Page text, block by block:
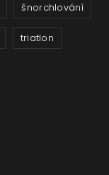
šnorchlování
triatlon